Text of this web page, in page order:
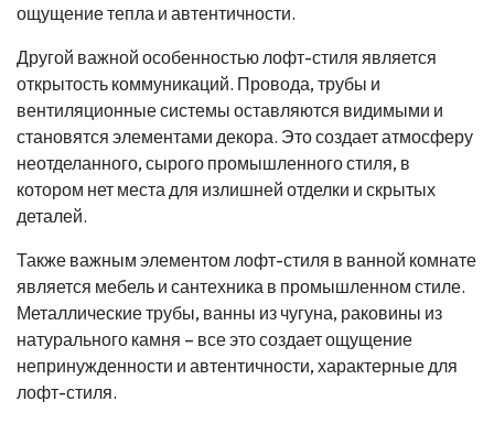
ощущение тепла и автентичности.
Другой важной особенностью лофт-стиля является
открытость коммуникаций. Провода, трубы и
вентиляционные системы оставляются видимыми и
становятся элементами декора. Это создает атмосферу
неотделанного, сырого промышленного стиля, в
котором нет места для излишней отделки и скрытых
деталей.
Также важным элементом лофт-стиля в ванной комнате
является мебель и сантехника в промышленном стиле.
Металлические трубы, ванны из чугуна, раковины из
натурального камня – все это создает ощущение
непринужденности и автентичности, характерные для
лофт-стиля.